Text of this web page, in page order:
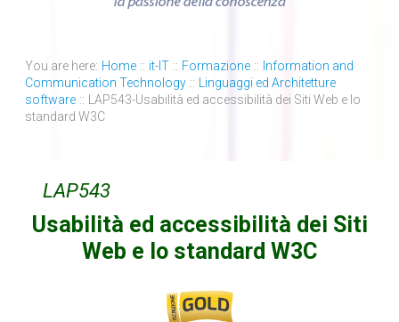
You are here: Home :: it-IT :: Formazione :: Information and
Communication Technology ::
Linguaggi ed Architetture
software ::
LAP543-Usabilità ed accessibilità dei Siti Web e lo
standard W3C
LAP543
Usabilità ed accessibilità dei Siti
Web e lo standard W3C